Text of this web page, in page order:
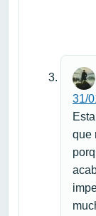
31/
que